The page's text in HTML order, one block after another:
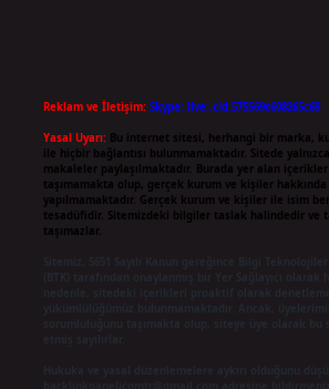
Reklam ve İletişim: Skype: live:.cid.575569c608265c69
Yasal Uyarı: Bu internet sitesi, herhangi bir marka,
ile hiçbir bağlantısı bulunmamaktadır. Sitede
makaleler paylaşılmaktadır. Burada yer alan
taşımamakta olup, gerçek kurum ve kişiler hakkında
yapılmamaktadır. Gerçek kurum ve kişiler ile isim
tesadüfidir. Sitemizdeki bilgiler taslak halindedir ve
taşımazlar.
Sitemiz, 5651 Sayılı Kanun gereğince Bilgi
(BTK) tarafından onaylanmış bir Yer Sağlayıcı olarak
nedenle, sitedeki içerikleri proaktif olarak denetleme
yükümlülüğümüz bulunmamaktadır. Ancak,
Hukuka ve yasal düzenlemelere aykırı olduğunu